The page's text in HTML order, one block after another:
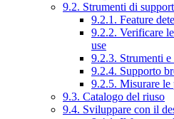
9.2. Strumenti di
9.2.1. Feature
9.2.2. Verificare
use
9.2.3. Strumenti e
9.2.4. Supporto
9.2.5. Misurare le
9.3. Catalogo del riuso
9.4. Sviluppare con il